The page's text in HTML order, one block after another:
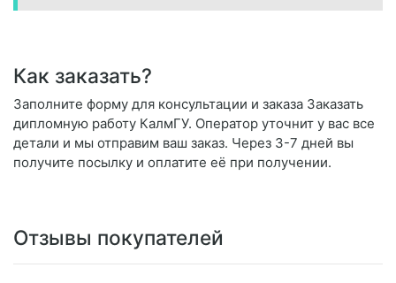
Как заказать?
Заполните форму для консультации и заказа Заказать
дипломную работу КалмГУ. Оператор уточнит у вас все
детали и мы отправим ваш заказ. Через 3-7 дней вы
получите посылку и оплатите её при получении.
Отзывы покупателей